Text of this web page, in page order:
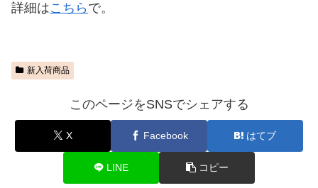
詳細はこちら で。
新入荷商品
このページをSNSでシェアする
X Facebook はてブ
LINE コピー